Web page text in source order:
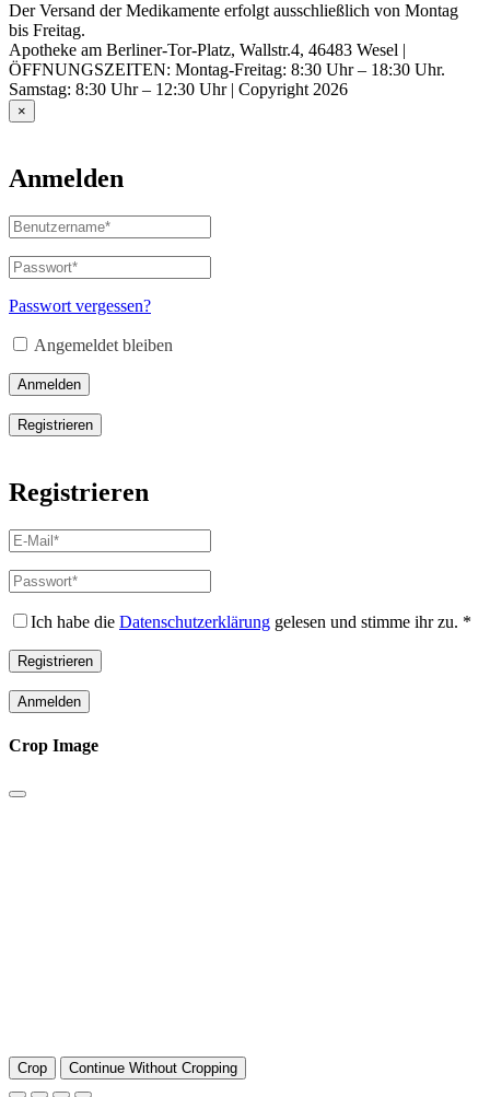
Der Versand der Medikamente erfolgt ausschließlich von Montag
bis Freitag.
Apotheke am Berliner-Tor-Platz, Wallstr.4, 46483 Wesel |
ÖFFNUNGSZEITEN: Montag-Freitag: 8:30 Uhr – 18:30 Uhr.
Samstag: 8:30 Uhr – 12:30 Uhr | Copyright 2026
×
Anmelden
Benutzername
oder
E-
Mail-
Adresse*
Passwort*
Erforderlich
Passwort vergessen?
Angemeldet bleiben
Anmelden
Registrieren
Registrieren
E-
Mail-
Adresse*
Erforderlich
Passwort*
Erforderlich
Ich habe die Datenschutzerklärung gelesen und stimme ihr zu. *
Registrieren
Anmelden
Crop Image
Crop Continue Without Cropping